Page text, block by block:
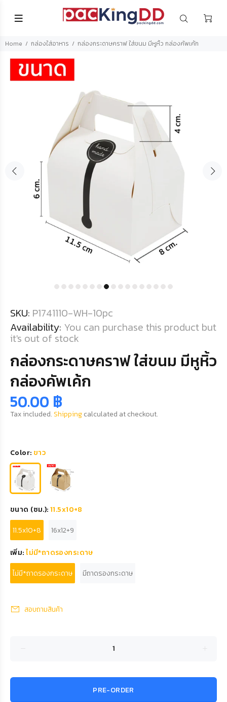
Home กล่องใส่อาหาร กล่องกระดาษคราฟ ใส่ขนม มีหูหิ้ว กล่องคัพเค้ก
SKU: P1741110-WH-10pc
Availability: You can purchase this product but
it's out of stock
กล่องกระดาษคราฟ ใส่ขนม มีหูหิ้ว
กล่องคัพเค้ก
50.00 ฿
Tax included.Shippingcalculated at checkout.
Color: ขาว
ขนาด (ซม.):11.5x10+8
11.5x10+8
16x12+9
เพิ่ม:ไม่มี*ถาดรองกระดาษ
ไม่มี*ถาดรองกระดาษ
มีถาดรองกระดาษ
สอบถามสินค้า
PRE-ORDER